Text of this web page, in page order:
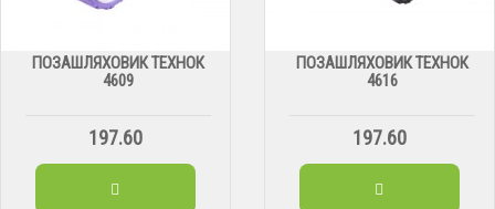
ПОЗАШЛЯХОВИК ТЕХНОК
4609
197.60
ПОЗАШЛЯХОВИК ТЕХНОК
4616
197.60